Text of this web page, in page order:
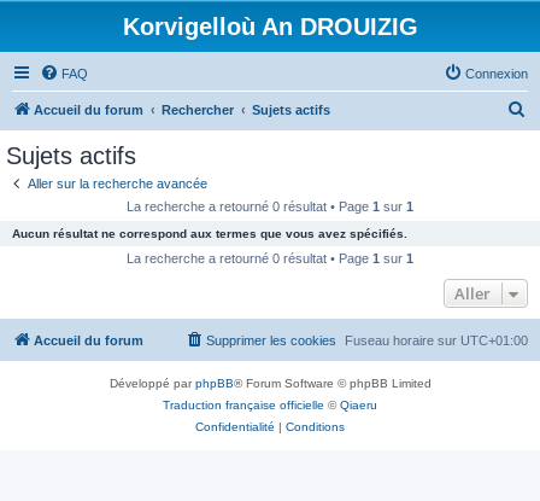
Korvigelloù An DROUIZIG
FAQ Connexion
Accueil du forum Rechercher Sujets actifs
c
e
Sujets actifs
Aller sur la recherche avancée
La recherche a retourné 0 résultat • Page 1 sur 1
Aucun résultat ne correspond aux termes que vous avez spécifiés.
La recherche a retourné 0 résultat • Page 1 sur 1
Aller
Accueil du forum Fuseau horaire sur UTC+01:00
Supprimer les cookies
Développé parphpBB® Forum Software © phpBB Limited
Traduction française officielle ©Qiaeru
Confidentialité | Conditions